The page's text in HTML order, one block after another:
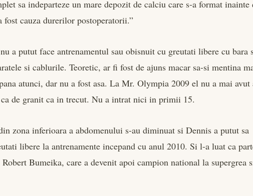
sa indeparteze un mare depozit de calciu care s-a format inainte
fost cauza durerilor postoperatorii.”
a putut face antrenamentul sau obisnuit cu greutati libere cu bara
si cablurile. Teoretic, ar fi fost de ajuns macar sa-si mentina
atunci, dar nu a fost asa. La Mr. Olympia 2009 el nu a mai avut
de granit ca in trecut. Nu a intrat nici in primii 15.
zona inferioara a abdomenului s-au diminuat si Dennis a putut sa
libere la antrenamente incepand cu anul 2010. Si l-a luat ca
Bumeika, care a devenit apoi campion national la supergrea